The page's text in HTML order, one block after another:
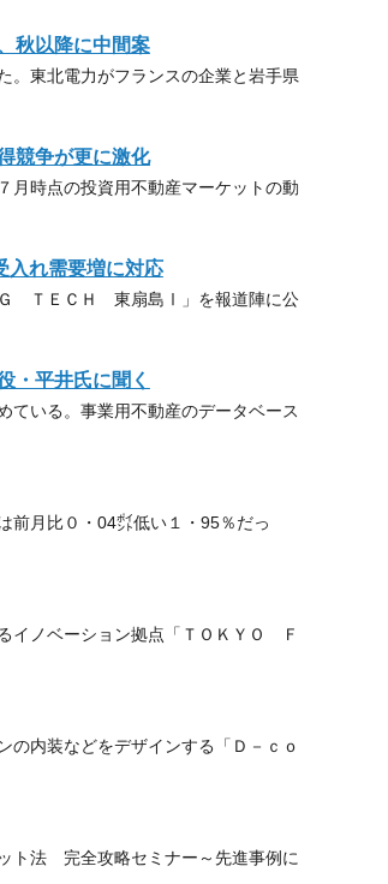
秋以降に中間案
。東北電力がフランスの企業と岩手県
競争が更に激化
月時点の投資用不動産マーケットの動
入れ需要増に対応
Ｇ ＴＥＣＨ 東扇島Ⅰ」を報道陣に公
・平井氏に聞く
いる。事業用不動産のデータベース
前月比０・04㌽低い１・95％だっ
イノベーション拠点「ＴＯＫＹＯ Ｆ
内装などをデザインする「Ｄ－ｃｏ
ト法 完全攻略セミナー～先進事例に